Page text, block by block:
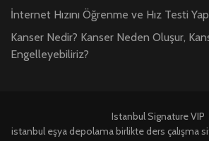
İnternet Hızını Öğrenme ve Hız Testi
Kanser Nedir? Kanser Neden Oluşur,
Engelleyebiliriz?
Istanbul Signature VIP
istanbul eşya depolamabirlikte ders çalışma